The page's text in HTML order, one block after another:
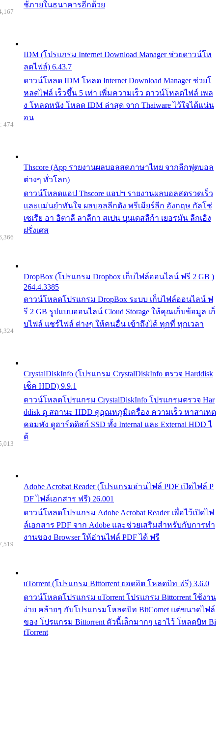
ช้ภายในธนาคารอีกด้วย
IDM (โปรแกรม Internet Download Manager ช่วยดาวน์โห
ลดไฟล์) 6.43.7
ดาวน์โหลด IDM โหลด Internet Download Manager ช่วยโ
หลดไฟล์ เร็วขึ้น 5 เท่า เพิ่มความเร็ว ดาวน์โหลดไฟล์ เพล
ง โหลดหนัง โหลด IDM ล่าสุด จาก Thaiware ไว้ใจได้แน่น
อน
Thscore (App รายงานผลบอลสดภาษาไทย จากลีกฟุตบอล
ต่างๆ ทั่วโลก)
ดาวน์โหลดแอป Thscore แอปฯ รายงานผลบอลสดรวดเร็ว
และแม่นยำทันใจ ผลบอลลีกดัง พรีเมียร์ลีก อังกฤษ กัลโช่
เซเรีย อา อิตาลี ลาลีกา สเปน บุนเดสลีก้า เยอรมัน ลีกเอิง
ฝรั่งเศส
474
DropBox (โปรแกรม Dropbox เก็บไฟล์ออนไลน์ ฟรี 2 GB )
264.4.3385
ดาวน์โหลดโปรแกรม DropBox ระบบ เก็บไฟล์ออนไลน์ ฟ
รี 2 GB รูปแบบออนไลน์ Cloud Storage ให้คุณเก็บข้อมูล เก็
บไฟล์ แชร์ไฟล์ ต่างๆ ให้คนอื่น เข้าถึงได้ ทุกที่ ทุกเวลา
CrystalDiskInfo (โปรแกรม CrystalDiskInfo ตรวจ Harddisk
เช็ค HDD) 9.9.1
ดาวน์โหลดโปรแกรม CrystalDiskInfo โปรแกรมตรวจ Har
ddisk ดู สถานะ HDD ดูอุณหภูมิเครื่อง ความเร็ว หาสาเหต
คอมพัง ดูฮาร์ดดิสก์ SSD ทั้ง Internal และ External HDD ไ
ด้
Adobe Acrobat Reader (โปรแกรมอ่านไฟล์ PDF เปิดไฟล์ P
DF ไฟล์เอกสาร ฟรี) 26.001
ดาวน์โหลดโปรแกรม Adobe Acrobat Reader เพื่อไว้เปิดไฟ
ล์เอกสาร PDF จาก Adobe และช่วยเสริมสำหรับกับการทำ
งานของ Browser ให้อ่านไฟล์ PDF ได้ ฟรี
uTorrent (โปรแกรม Bittorrent ยอดฮิต โหลดบิท ฟรี) 3.6.0
ดาวน์โหลดโปรแกรม uTorrent โปรแกรม Bittorrent ใช้งาน
ง่าย คล้ายๆ กับโปรแกรมโหลดบิท BitComet แต่ขนาดไฟล์
ของ โปรแกรม Bittorrent ตัวนี้เล็กมากๆ เอาไว้ โหลดบิท Bi
tTorrent